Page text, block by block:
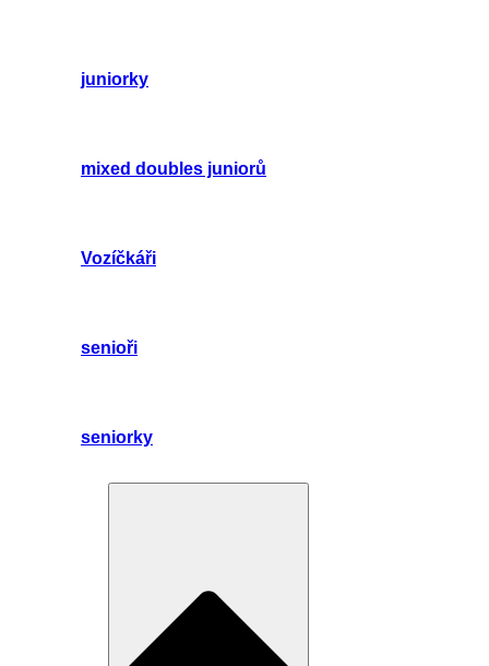
juniorky
mixed doubles juniorů
Vozíčkáři
senioři
seniorky